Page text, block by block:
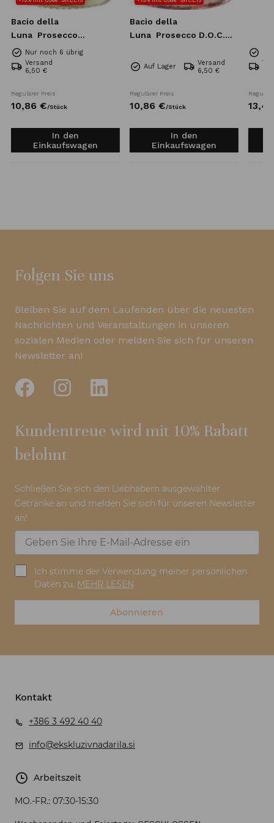
Bacio della
Luna Prosecco
Superiore DOCG Extra
Brut 0,75l
Nur noch 6 übrig
Versand
6,50 €
Regulärer Preis
10,86 €/Stück
In den
Einkaufswagen
Bacio della
Luna Prosecco D.O.C.
Auf Lager
Versand
6,50 €
Regulärer Preis
10,86 €/Stück
In den
Einkaufswagen
13,42
Folgen Sie uns
Bleiben Sie auf dem Laufenden über die neuesten
Nachrichten und Veranstaltungen in unseren
sozialen Medien oder melden Sie sich für unseren
Newsletter an!
Kundentreue wird mit 10% Rabatt
belohnt
Schließen Sie sich den Liebhabern ausgewählter
Getränke an und melden Sie sich für unseren Newsletter
an!
Ich stimme der Verwendung meiner persönlichen
Daten zu. MEHR LESEN
Abonnieren
Kontakt
+386 3 492 40 40
info@ekskluzivnadarila.si
Arbeitszeit
MO.-FR.: 07:30-15:30